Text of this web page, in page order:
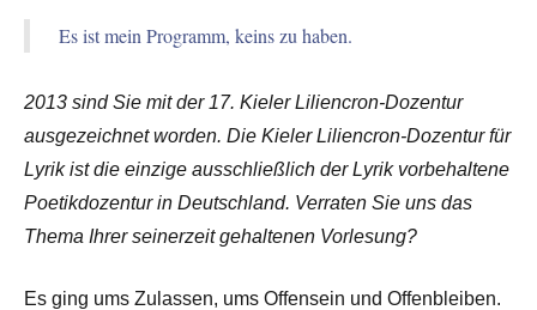
Es ist mein Programm, keins zu haben.
2013 sind Sie mit der 17. Kieler Liliencron-Dozentur
ausgezeichnet worden. Die Kieler Liliencron-Dozentur für
Lyrik ist die einzige ausschließlich der Lyrik vorbehaltene
Poetikdozentur in Deutschland. Verraten Sie uns das
Thema Ihrer seinerzeit gehaltenen Vorlesung?
Es ging ums Zulassen, ums Offensein und Offenbleiben.